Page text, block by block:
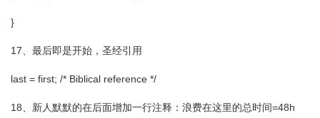
}
17、最后即是开始，圣经引用
last = first; /* Biblical reference */
18、新人默默的在后面增加一行注释：浪费在这里的总时间=48h